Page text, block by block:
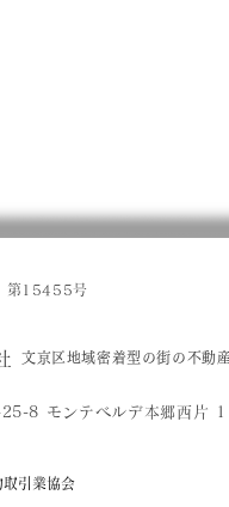
第15455号
文京区地域密着型の街の不動
8 モンテベルデ本郷西片 1
取引業協会